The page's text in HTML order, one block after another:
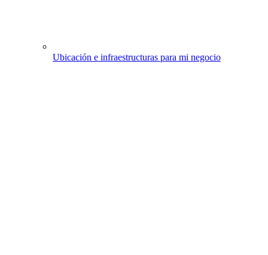
Ubicación e infraestructuras para mi negocio